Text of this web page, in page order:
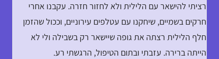
רציתי להישאר עם הלילית ולא לחזור חזרה. עקבנו אחרי
חרקים בשמיים, שיחקנו עם עטלפים עירוניים, וככול שהזמן
חלף הלילית רצתה את גופה שיישאר רק בשבילה ולי לא
הייתה ברירה. עזבתי ובתום הטיפול, הרגשתי רע.